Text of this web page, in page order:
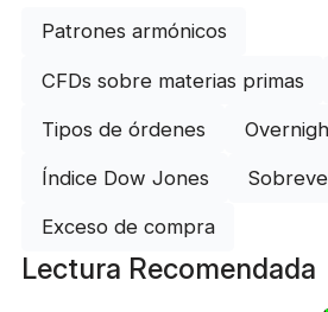
Patrones armónicos
CFDs sobre materias primas
Tipos de órdenes
Índice Dow Jones
Exceso de compra
Lectura Recomendada